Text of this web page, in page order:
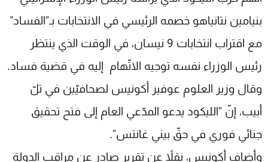
بنيامين نتانياهو خصمه الرئيسي في الانتخابات بـ"الفساد"
مع اقتراب انتخابات 9 نيسان، في الوقت الذي ينتظر
رئيس الوزراء نفسه توجيه الاتّهام إليه في قضية فساد.
وقال وزير العلوم عوفير أكونيس لصحافيّين في تلّ
أبيب، إنّ "الليكود يدعو المدّعي العام إلى فتح تحقيق
جنائي فوري في حقّ بيني غانتس".
وأضاف أكونيس، نقلاً عن تقرير صادر عن مراقب الدولة
شاهد البرامج
الترددات
عن MTV
لاعلاناتكم
وظائف
تواصل معنا
شروط الإسـتخدام
سياسة الخصوصية